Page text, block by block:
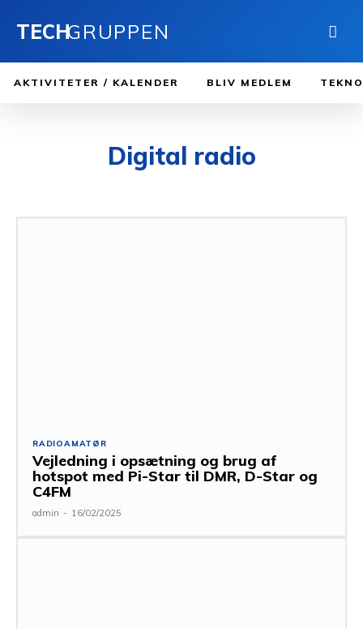
TECHGRUPPEN
AKTIVITETER / KALENDER BLIV MEDLEM
Digital radio
RADIOAMATØR
Vejledning i opsætning og brug af
hotspot med Pi-Star til DMR, D-Star og
C4FM
admin - 16/02/2025